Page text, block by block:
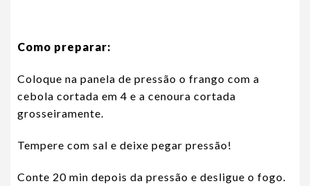
Como preparar:
Coloque na panela de pressão o frango com a
cebola cortada em 4 e a cenoura cortada
grosseiramente.
Tempere com sal e deixe pegar pressão!
Conte 20 min depois da pressão e desligue o fogo.